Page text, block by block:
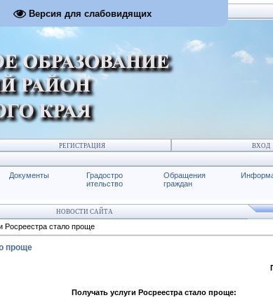
Версия для слабовидящих
РЕГИСТРАЦИЯ ВХОД
Документы
Градостро
ительство
Обращения
граждан
НОВОСТИ САЙТА
Росреестра стало проще
проще
Получать услуги Росреестра стало проще: